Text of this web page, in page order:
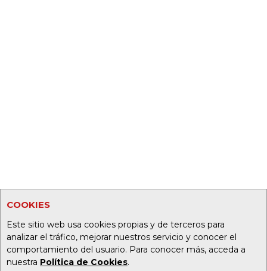
COOKIES
Este sitio web usa cookies propias y de terceros para
analizar el tráfico, mejorar nuestros servicio y conocer el
comportamiento del usuario. Para conocer más, acceda a
nuestra Política de Cookies.